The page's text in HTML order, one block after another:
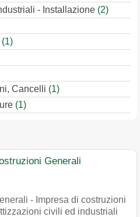
- Installazione (2)
(1)
Cancelli (1)
(1)
Generali
- Impresa di costruzioni
civili ed industriali